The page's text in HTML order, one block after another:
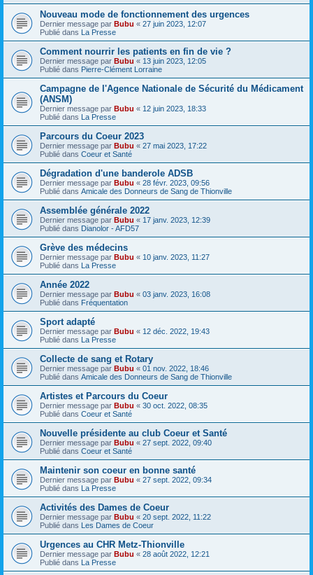
Nouveau mode de fonctionnement des urgences
Dernier message par Bubu « 27 juin 2023, 12:07
Publié dans La Presse
Comment nourrir les patients en fin de vie ?
Dernier message par Bubu « 13 juin 2023, 12:05
Publié dans Pierre-Clément Lorraine
Campagne de l'Agence Nationale de Sécurité du Médicament
(ANSM)
Dernier message par Bubu « 12 juin 2023, 18:33
Publié dans La Presse
Parcours du Coeur 2023
Dernier message par Bubu « 27 mai 2023, 17:22
Publié dans Coeur et Santé
Dégradation d'une banderole ADSB
Dernier message par Bubu « 28 févr. 2023, 09:56
Publié dans Amicale des Donneurs de Sang de Thionville
Assemblée générale 2022
Dernier message par Bubu « 17 janv. 2023, 12:39
Publié dans Dianolor - AFD57
Grève des médecins
Dernier message par Bubu « 10 janv. 2023, 11:27
Publié dans La Presse
Année 2022
Dernier message par Bubu « 03 janv. 2023, 16:08
Publié dans Fréquentation
Sport adapté
Dernier message par Bubu « 12 déc. 2022, 19:43
Publié dans La Presse
Collecte de sang et Rotary
Dernier message par Bubu « 01 nov. 2022, 18:46
Publié dans Amicale des Donneurs de Sang de Thionville
Artistes et Parcours du Coeur
Dernier message par Bubu « 30 oct. 2022, 08:35
Publié dans Coeur et Santé
Nouvelle présidente au club Coeur et Santé
Dernier message par Bubu « 27 sept. 2022, 09:40
Publié dans Coeur et Santé
Maintenir son coeur en bonne santé
Dernier message par Bubu « 27 sept. 2022, 09:34
Publié dans La Presse
Activités des Dames de Coeur
Dernier message par Bubu « 20 sept. 2022, 11:22
Publié dans Les Dames de Coeur
Urgences au CHR Metz-Thionville
Dernier message par Bubu « 28 août 2022, 12:21
Publié dans La Presse